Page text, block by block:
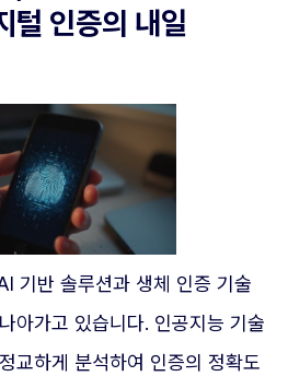
털 인증의 내일
기반 솔루션과 생체 인증 기술
아가고 있습니다. 인공지능 기술
교하게 분석하여 인증의 정확도